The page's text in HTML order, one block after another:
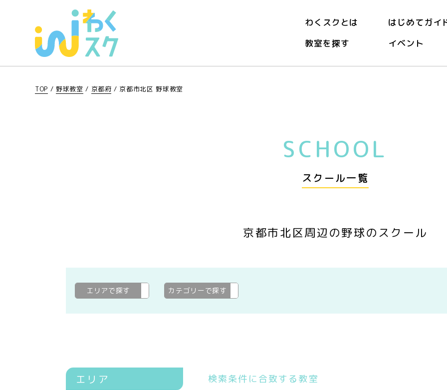
わくスクとは はじめてガイ
教室を探す
イベント
TOP / 野球教室 / 京都府 / 京都市北区 野球教室
SCHOOL
スクール一覧
京都市北区周辺の野球のスクール
エリアで探す 京都市北区
カテゴリーで探す
エリア 検索条件に合致する教室